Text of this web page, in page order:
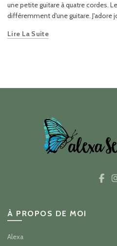
une petite guitare à quatre cordes.
différemment d'une guitare. J'adore
Lire La Suite
À PROPOS DE MOI
Alexa